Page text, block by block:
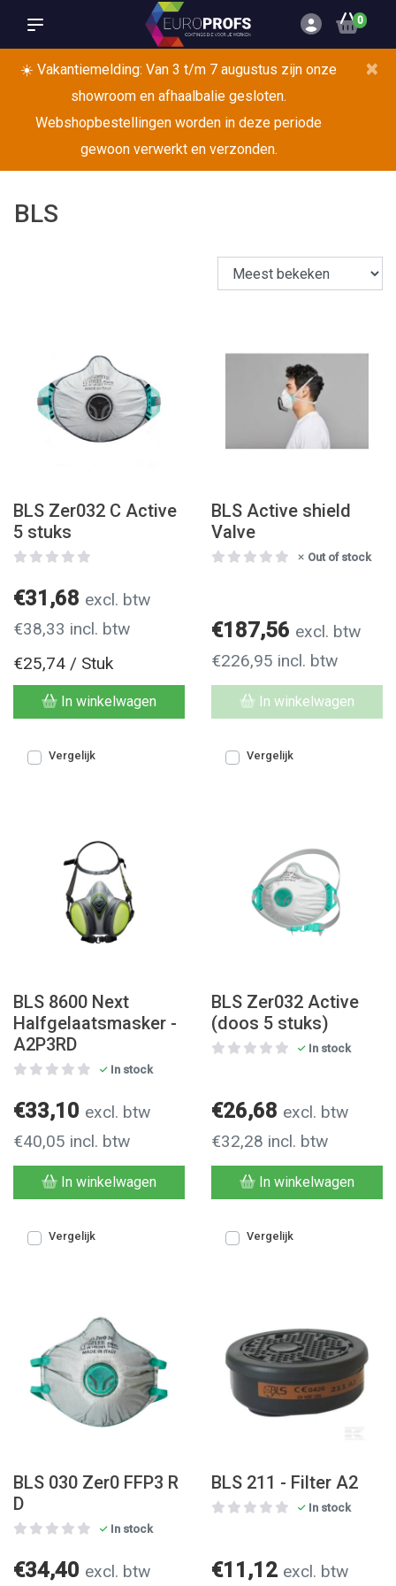
0
☀️ Vakantiemelding: Van 3 t/m 7 augustus zijn onze
showroom en afhaalbalie gesloten.
Webshopbestellingen worden in deze periode
gewoon verwerkt en verzonden.
×
BLS
BLS Zer032 C Active
5 stuks
€31,68 excl. btw
€38,33 incl. btw
€25,74 / Stuk
In winkelwagen
Vergelijk
BLS Active shield
Valve
Out of stock
€187,56 excl. btw
€226,95 incl. btw
In winkelwagen
Vergelijk
BLS 8600 Next
Halfgelaatsmasker -
A2P3RD
In stock
€33,10 excl. btw
€40,05 incl. btw
In winkelwagen
Vergelijk
BLS Zer032 Active
(doos 5 stuks)
In stock
€26,68 excl. btw
€32,28 incl. btw
In winkelwagen
Vergelijk
BLS 030 Zer0 FFP3 R
D
In stock
€34,40 excl. btw
BLS 211 - Filter A2
In stock
€11,12 excl. btw